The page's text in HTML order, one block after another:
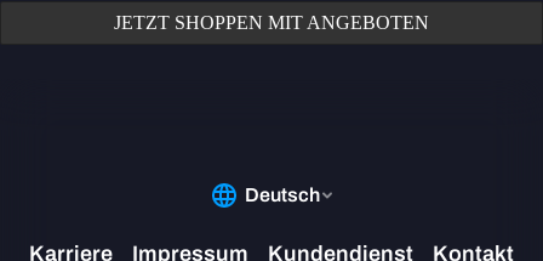
JETZT SHOPPEN MIT ANGEBOTEN